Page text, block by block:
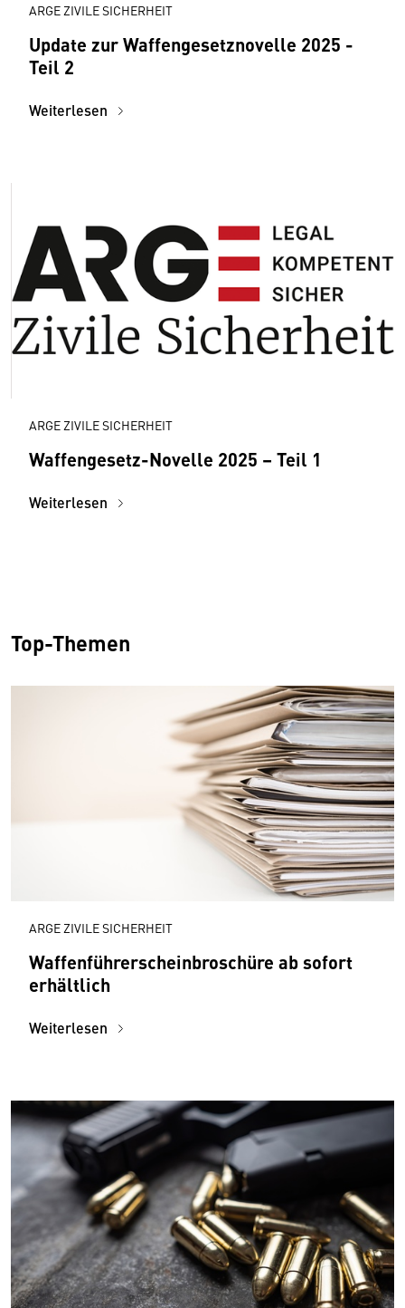
ARGE ZIVILE SICHERHEIT
Update zur Waffengesetznovelle 2025 -
Teil 2
Weiterlesen
ARGE ZIVILE SICHERHEIT
Waffengesetz-Novelle 2025 – Teil 1
Weiterlesen
Top-Themen
ARGE ZIVILE SICHERHEIT
Waffenführerscheinbroschüre ab sofort
erhältlich
Weiterlesen